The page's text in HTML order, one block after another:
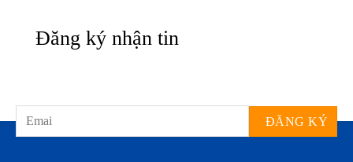
Đăng ký nhận tin